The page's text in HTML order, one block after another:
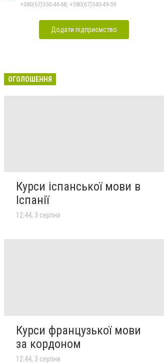
+380(67)350-44-68, +380(67)340-49-59
Додати підприємство
ОГОЛОШЕННЯ
Курси іспанської мови в
Іспанії
12:44, 3 серпня
Курси французької мови
за кордоном
12:44, 3 серпня